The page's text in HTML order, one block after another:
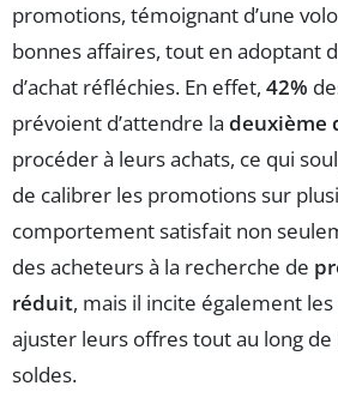
promotions, témoignant d’une
bonnes affaires, tout en adoptant
d’achat réfléchies. En effet, 42%
prévoient d’attendre la deuxième
procéder à leurs achats, ce qui
de calibrer les promotions sur
comportement satisfait non
des acheteurs à la recherche de
réduit, mais il incite également
ajuster leurs offres tout au long
soldes.